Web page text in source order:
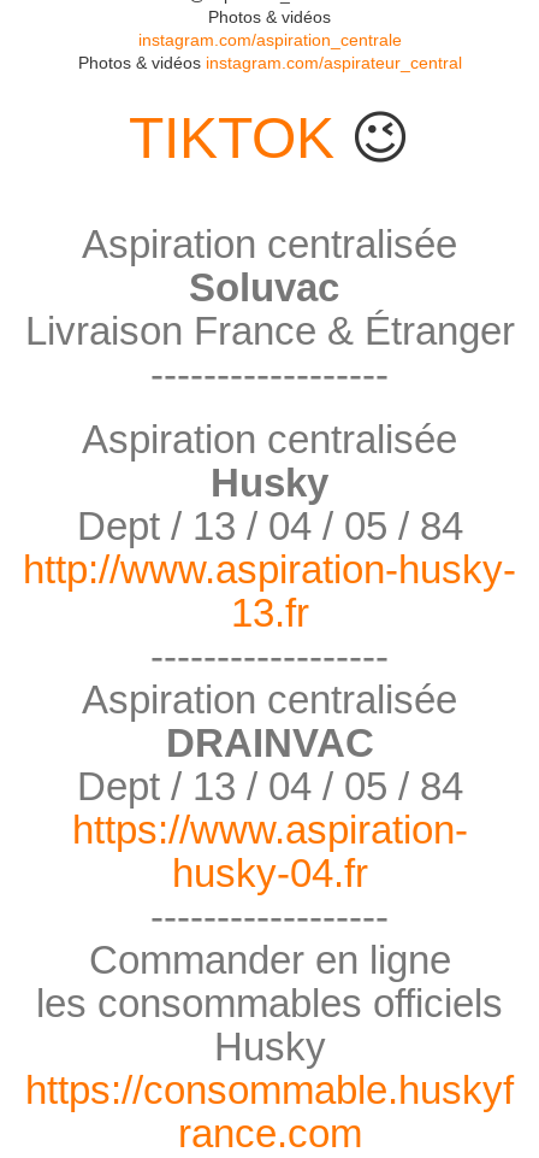
Photos & vidéos
instagram.com/aspiration_centrale
Photos & vidéos instagram.com/aspirateur_central
TIKTOK 😉
Aspiration centralisée
Soluvac
Livraison France & Étranger
------------------
Aspiration centralisée
Husky
Dept / 13 / 04 / 05 / 84
http://www.aspiration-husky-
13.fr
------------------
Aspiration centralisée
DRAINVAC
Dept / 13 / 04 / 05 / 84
https://www.aspiration-
husky-04.fr
------------------
Commander en ligne
les consommables officiels
Husky
https://consommable.huskyf
rance.com